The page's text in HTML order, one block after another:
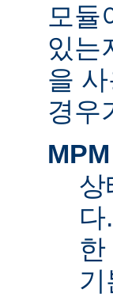
모듈
있는
을
경우
MPM